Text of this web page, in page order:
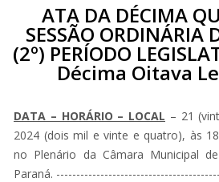
ATA DA DÉCIMA
SESSÃO ORDINÁRIA
(2º) PERÍODO
Décima Oitava
DATA – HORÁRIO – LOCAL – 21
2024 (dois mil e vinte e quatro), às
no Plenário da Câmara Municipal
Paraná.